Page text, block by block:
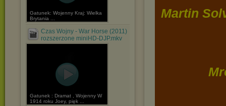
Gatunek: Wojenny Kraj: Wielka
Brytania ...
Czas Wojny - War Horse (2011)
rozszerzone miniHD-DJP.mkv
Gatunek : Dramat , Wojenny W
1914 roku Joey, pięk ...
Martin